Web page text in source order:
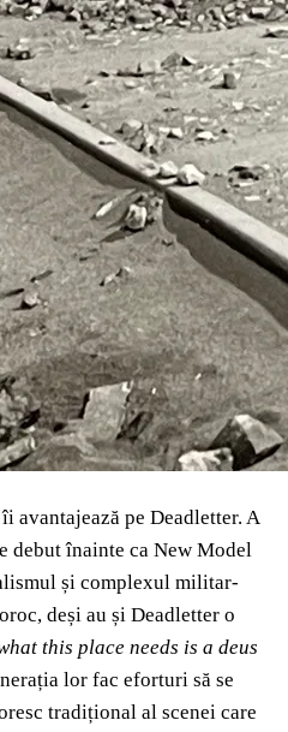
avantajează pe Deadletter. A
debut înainte ca New Model
și complexul militar-
deși au și Deadletter o
this place needs is a deus
lor fac eforturi să se
tradițional al scenei care